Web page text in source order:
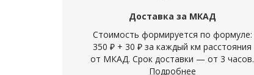
Доставка за МКАД
Стоимость формируется по формуле:
350 ₽ + 30 ₽ за каждый км расстояния
от МКАД. Срок доставки — от 3 часов.
Подробнее